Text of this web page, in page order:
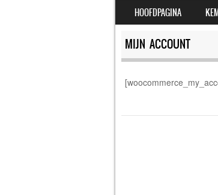
MENU
SKIP TO CONTENT
HOOFDPAGINA
MIJN ACCOUNT